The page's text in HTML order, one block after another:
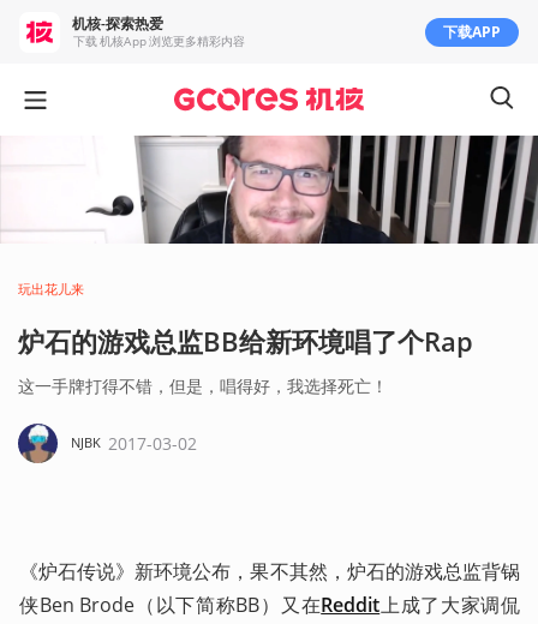
玩出花儿来
炉石的游戏总监BB给新环境唱了个Rap
这一手牌打得不错，但是，唱得好，我选择死亡！
NJBK 2017-03-02
《炉石传说》新环境公布，果不其然，炉石的游戏总监背锅
侠Ben Brode（以下简称BB）又在Reddit上成了大家调侃
机核-探索热爱
下载 机核App 浏览更多精彩内容 下载APP